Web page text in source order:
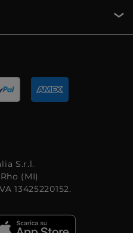
S.r.l.
(MI)
13425220152.